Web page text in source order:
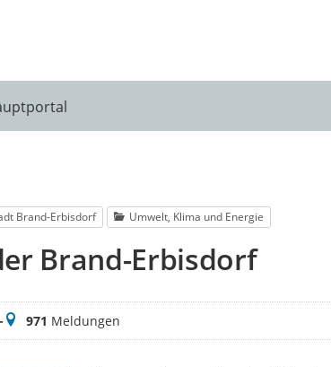
Brand-Erbisdorf Umwelt, Klima und Energie
Brand-Erbisdorf
-Meldungen
971 Meldungen